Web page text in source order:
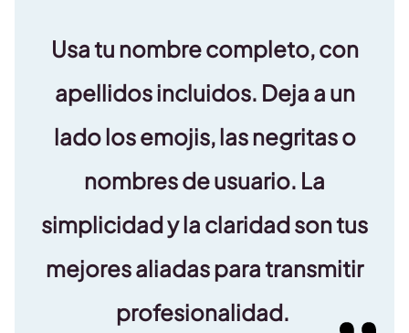
Usa tu nombre completo, con
apellidos incluidos. Deja a un
lado los emojis, las negritas o
nombres de usuario. La
simplicidad y la claridad son tus
mejores aliadas para transmitir
profesionalidad.